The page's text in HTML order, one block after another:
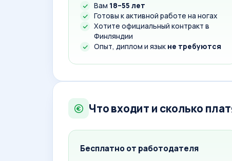
Вам 18–55 лет
Готовы к активной работе на ногах
Хотите официальный контракт в
Финляндии
Опыт, диплом и язык не требуются
Что входит и сколько
Бесплатно от работодателя